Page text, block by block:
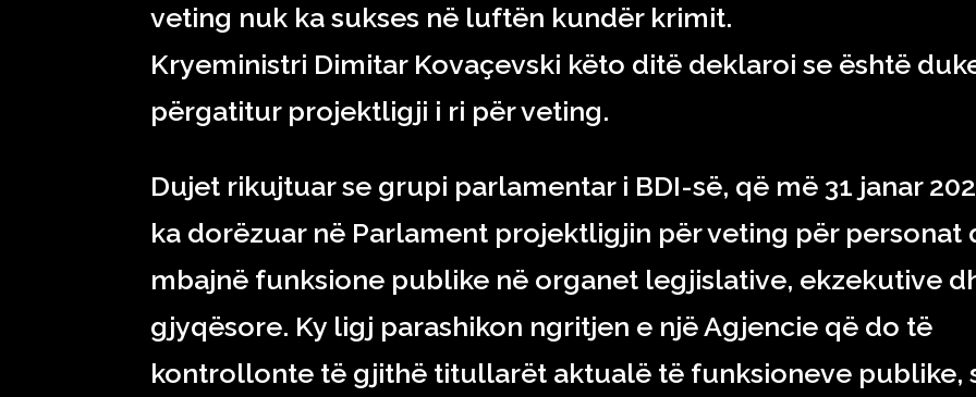
veting nuk ka sukses në luftën kundër krimit.
Kryeministri Dimitar Kovaçevski këto ditë deklaroi se është
përgatitur projektligji i ri për veting.
Dujet rikujtuar se grupi parlamentar i BDI-së, që më 31 janar
ka dorëzuar në Parlament projektligjin për veting për personat
mbajnë funksione publike në organet legjislative, ekzekutive
gjyqësore. Ky ligj parashikon ngritjen e një Agjencie që do të
kontrollonte të gjithë titullarët aktualë të funksioneve publike,